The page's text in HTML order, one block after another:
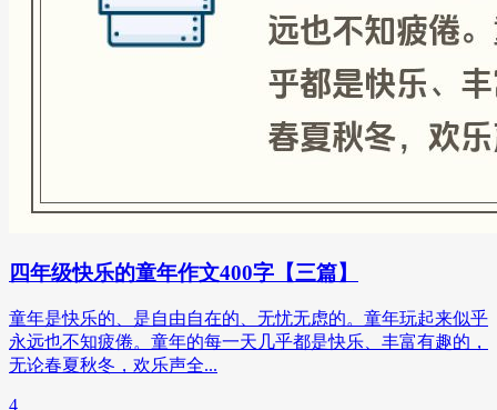
四年级快乐的童年作文400字【三篇】
童年是快乐的、是自由自在的、无忧无虑的。童年玩起来似乎
永远也不知疲倦。童年的每一天几乎都是快乐、丰富有趣的，
无论春夏秋冬，欢乐声全...
4